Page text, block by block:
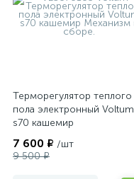
Терморегулятор теплого
пола электронный Voltum
s70 кашемир
7 600 ₽ /шт
9 500 ₽